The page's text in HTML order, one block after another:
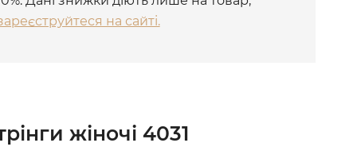
на сайті.
жіночі 4031